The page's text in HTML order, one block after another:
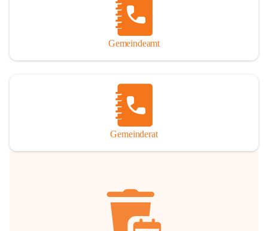
Gemeindeamt
Gemeinderat